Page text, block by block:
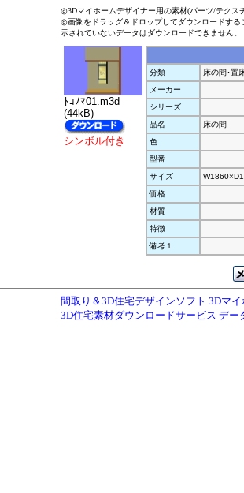
◎3Dマイホームデザイナー用の素材(パーツ/テクス
◎画像をドラッグ＆ドロップしてダウンロードす
示されていないデータはダウンロードできません。
ﾄｺﾉﾏ01.m3d
(44kB)
シンボル付き
分類
床の間･置
メーカー
シリーズ
品名
床の間
色
型番
サイズ
価格
材質
特徴
備考１
間取り＆3D住宅デザインソフト 3Dマ
3D住宅素材ダウンロードサービス デー